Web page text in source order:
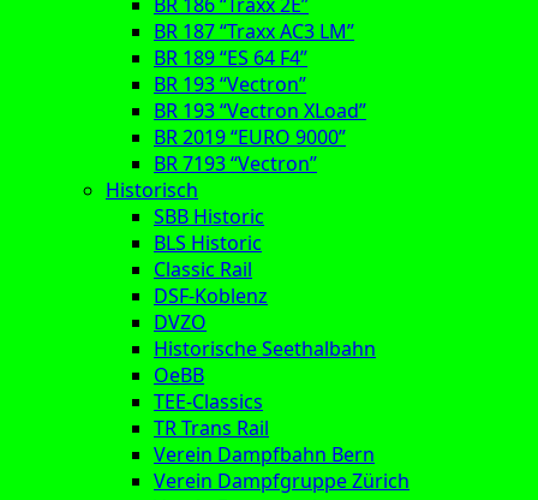
BR 187 “Traxx AC3 LM”
BR 189 “ES 64 F4”
BR 193 “Vectron”
BR 193 “Vectron XLoad”
BR 2019 “EURO 9000”
BR 7193 “Vectron”
Historisch
SBB Historic
BLS Historic
Classic Rail
DSF-Koblenz
DVZO
Historische Seethalbahn
OeBB
TEE-Classics
TR Trans Rail
Verein Dampfbahn Bern
Verein Dampfgruppe Zürich